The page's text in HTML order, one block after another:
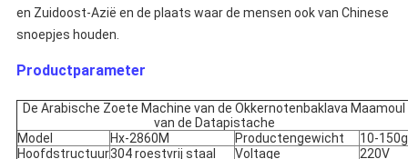
en Zuidoost-Azië en de plaats waar de mensen ook van Chinese
snoepjes houden.
Productparameter
De Arabische Zoete Machine van de Okkernotenbaklava Maamoul
van de Datapistache
Model
Hx-2860M Productengewicht
10-150g
Hoofdstructuur304 roestvrij staal Voltage
220V